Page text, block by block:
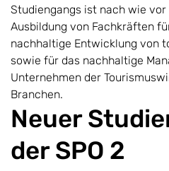
Studiengangs ist nach wie
Ausbildung von Fachkräften
nachhaltige Entwicklung von
sowie für das nachhaltige
Unternehmen der
Branchen.
Neuer
der SPO 2